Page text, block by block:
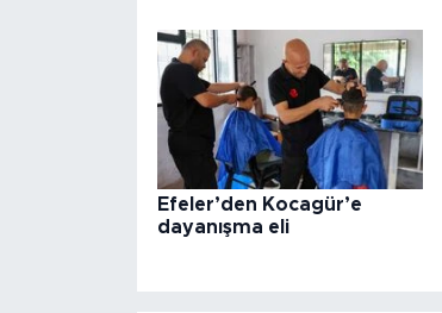
Efeler’den Kocagür’e
dayanışma eli